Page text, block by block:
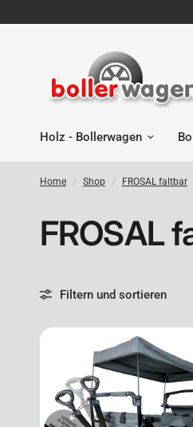
Holz - Bollerwagen
Home / Shop / FROSAL faltbar
FROSAL
Filtern und sortieren